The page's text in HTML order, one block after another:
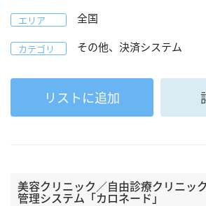
エリア 全国
カテゴリ その他、決済システム
リストに追加
美容クリニック／自由診療クリニッ
管理システム「カロネード」